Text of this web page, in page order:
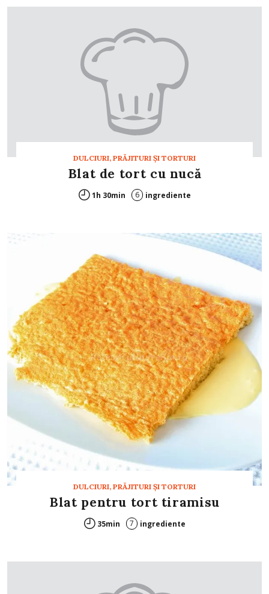
DULCIURI, PRĂJITURI ȘI TORTURI
Blat de tort cu nucă
1h 30min 6 ingrediente
DULCIURI, PRĂJITURI ȘI TORTURI
Blat pentru tort tiramisu
35min 7 ingrediente